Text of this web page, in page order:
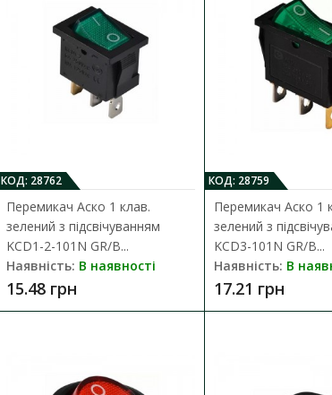
Перемикач
Клавішний
електричних кіл
25.43 грн
КОД: 28762
Перемикач Аско 1 клав.
зелений з підсвічуванням
KCD1-2-101N GR/B...
Наявність: В наявності
15.48 грн
КОД: 28759
Перемикач Аско 1
зелений з
KCD3-101N GR/B...
Наявність: В
17.21 грн